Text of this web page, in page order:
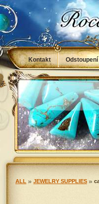
ALL JEWELRY SUPPLIES
Kontakt
Obchodní podmínky